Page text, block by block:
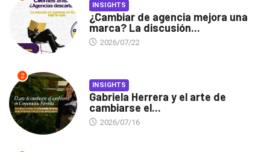
INSIGHTS
¿Cambiar de agencia mejora una
marca? La discusión...
2026/07/22
2
INSIGHTS
Gabriela Herrera y el arte de
cambiarse el...
2026/07/16